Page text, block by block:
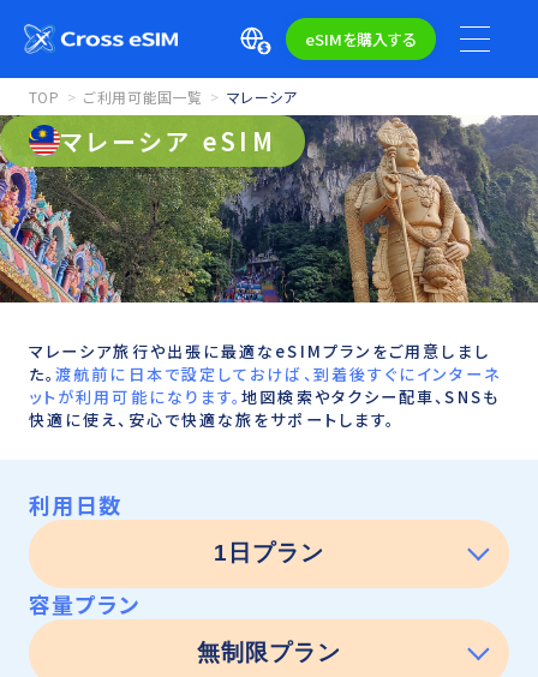
eSIMを購入する
TOP ご利用可能国一覧 マレーシア
マレーシア eSIM
マレーシア旅行や出張に最適なeSIMプランをご用意しまし
た。渡航前に日本で設定しておけば、到着後すぐにインターネ
ットが利用可能になります。地図検索やタクシー配車、SNSも
快適に使え、安心で快適な旅をサポートします。
利用日数
容量プラン